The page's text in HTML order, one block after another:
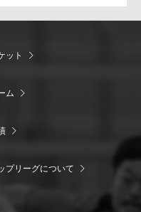
ット
ム
プリーグについて